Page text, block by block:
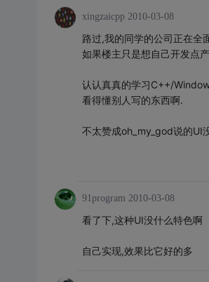
xingzaicpp 2010-03-08
路过,我的同学的公司正在全
如果楼主只是想自己开发点
认认真真的学习C++/
看得懂别人写的东西啊.
不太赞成oh_my_god说的UI
91program 2010-03-08
看了下,这种UI没什么特色啊
自己实现,效果比它好的多